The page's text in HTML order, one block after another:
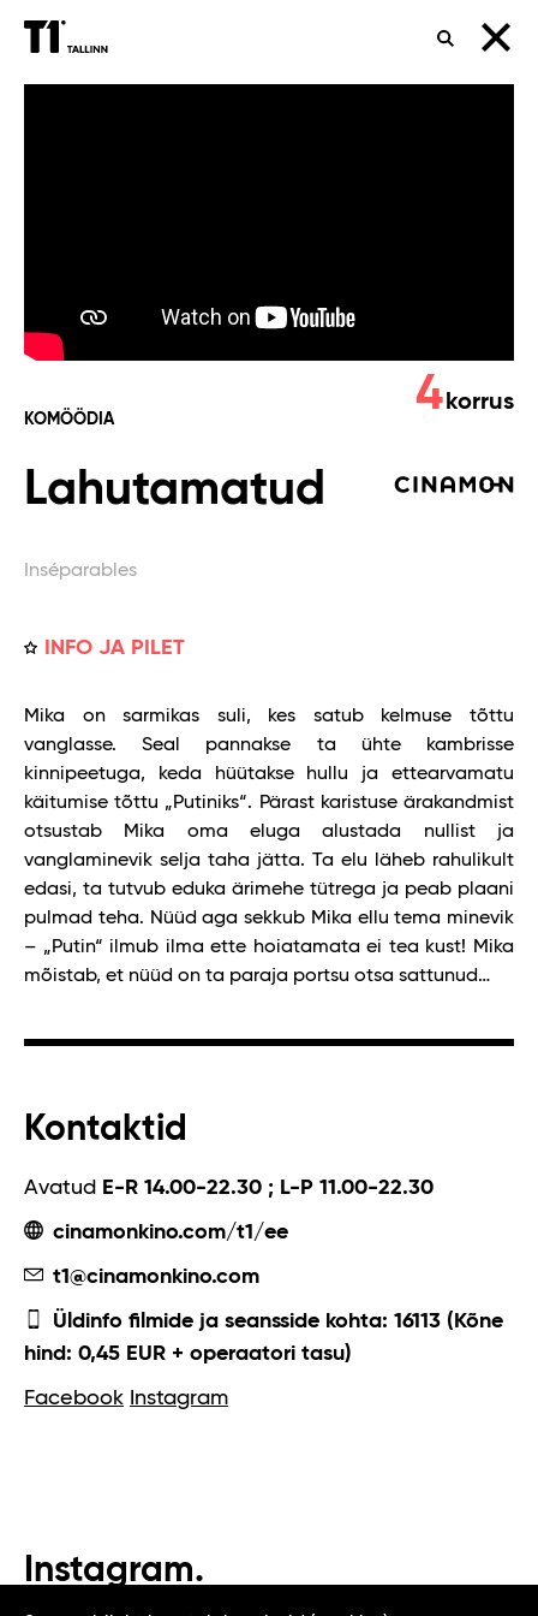
OTSING
KOMÖÖDIA
Lahutamatud
Inséparables
INFO JA PILET
4 korrus
Mika on sarmikas suli, kes satub kelmuse tõttu
vanglasse. Seal pannakse ta ühte kambrisse
kinnipeetuga, keda hüütakse hullu ja ettearvamatu
käitumise tõttu „Putiniks“. Pärast karistuse ärakandmist
otsustab Mika oma eluga alustada nullist ja
vanglaminevik selja taha jätta. Ta elu läheb rahulikult
edasi, ta tutvub eduka ärimehe tütrega ja peab plaani
pulmad teha. Nüüd aga sekkub Mika ellu tema minevik
– „Putin“ ilmub ilma ette hoiatamata ei tea kust! Mika
mõistab, et nüüd on ta paraja portsu otsa sattunud…
Kontaktid
Avatud E-R 14.00-22.30 ; L-P 11.00-22.30
cinamonkino.com/t1/ee
t1@cinamonkino.com
Üldinfo filmide ja seansside kohta: 16113 (Kõne
hind: 0,45 EUR + operaatori tasu)
Facebook Instagram
Instagram.